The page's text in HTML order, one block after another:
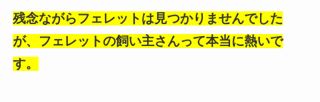
残念ながらフェレットは見つかりませんでした
が、フェレットの飼い主さんって本当に熱いで
す。